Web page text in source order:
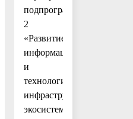
подпрограммы
2
«Развитие
информационной
и
технологической
инфраструктуры
экосистемы